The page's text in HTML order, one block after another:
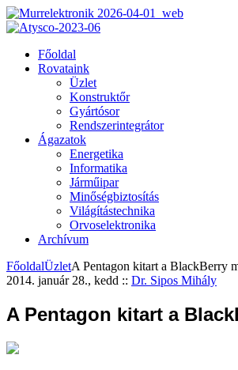
Főoldal
Rovataink
Üzlet
Konstruktőr
Gyártósor
Rendszerintegrátor
Ágazatok
Energetika
Informatika
Járműipar
Minőségbiztosítás
Világítástechnika
Orvoselektronika
Archívum
FőoldalÜzletA Pentagon kitart a BlackBerry
2014. január 28., kedd :: Dr. Sipos Mihály
A Pentagon kitart a